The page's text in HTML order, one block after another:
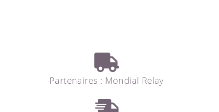
Partenaires : Mondial Relay